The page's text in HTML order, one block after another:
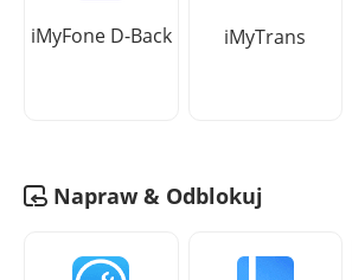
iMyFone D-Back iMyTrans
Napraw & Odblokuj